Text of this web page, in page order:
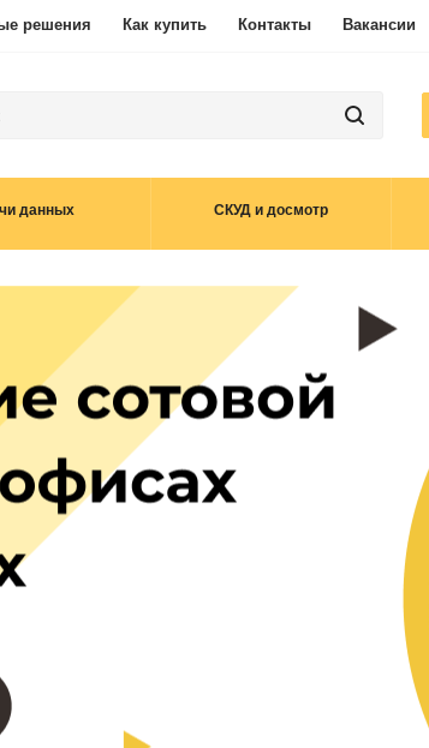
решения Как купить Контакты Вакансии
данных СКУД и досмотр